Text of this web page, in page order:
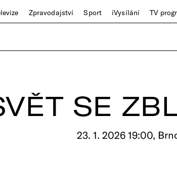
Zpravodajství Sport iVysílání TV
SE
23. 1. 2026 19:00,